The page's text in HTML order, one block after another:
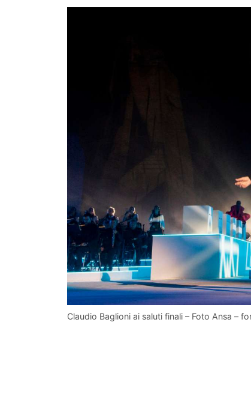
Claudio Baglioni ai saluti finali – Foto Ansa –